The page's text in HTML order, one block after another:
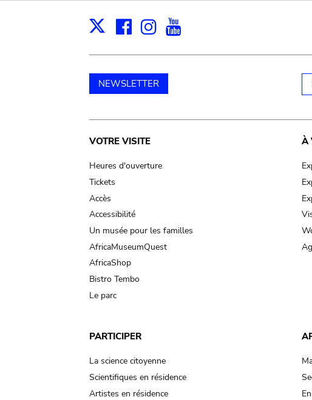
X Facebook
Instagram
NEWSLETTER
Main
navigation
VOTRE VISITE
Heures d'ouverture
Tickets
Accès
Accessibilité
Un musée pour les familles
AfricaMuseumQuest
AfricaShop
Bistro Tembo
Le parc
À
PARTICIPER
La science citoyenne
Scientifiques en résidence
Artistes en résidence